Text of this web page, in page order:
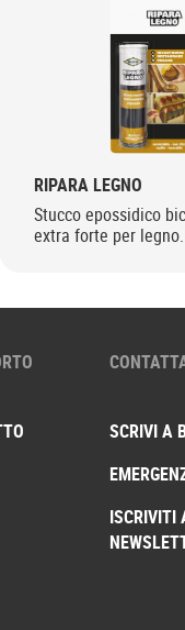
RIPARA LEGNO
Stucco epossidico
extra forte per legno.
SCRIVI A
ISCRIVITI